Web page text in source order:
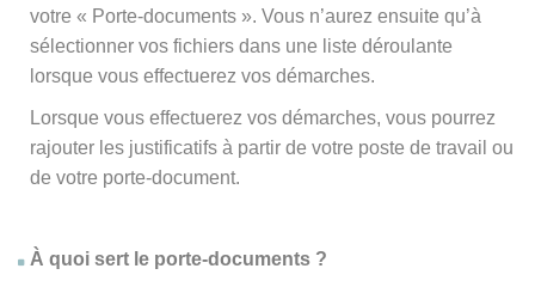
votre « Porte-documents ». Vous n’aurez ensuite qu’à
sélectionner vos fichiers dans une liste déroulante
lorsque vous effectuerez vos démarches.
Lorsque vous effectuerez vos démarches, vous pourrez
rajouter les justificatifs à partir de votre poste de travail ou
de votre porte-document.
À quoi sert le porte-documents ?